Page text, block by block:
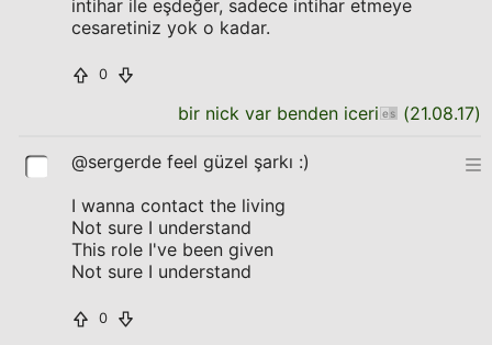
intihar ile eşdeğer, sadece intihar etmeye
cesaretiniz yok o kadar.
0
bir nick var benden iceri (21.08.17)
@sergerde feel güzel şarkı :)
I wanna contact the living
Not sure I understand
This role I've been given
Not sure I understand
0